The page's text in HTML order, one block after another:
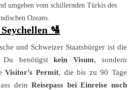
umgeben vom schillernden Türkis des
Ozeans.
🛂
und Schweizer Staatsbürger ist die
Du benötigst kein Visum, sondern
Visitor’s Permit, die bis zu 90 Tage
deinReisepass bei Einreise noch